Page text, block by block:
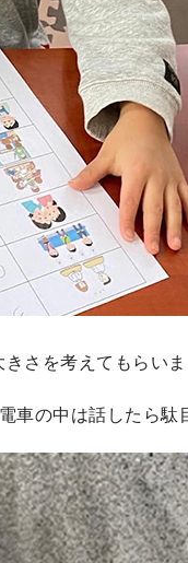
さを考えてもらい
車の中は話したら駄